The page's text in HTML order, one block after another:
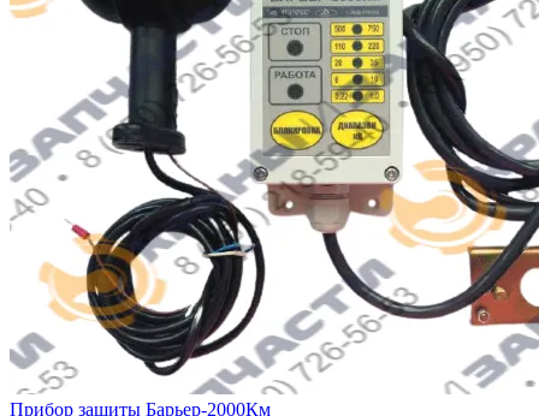
Прибор защиты Барьер-2000Км